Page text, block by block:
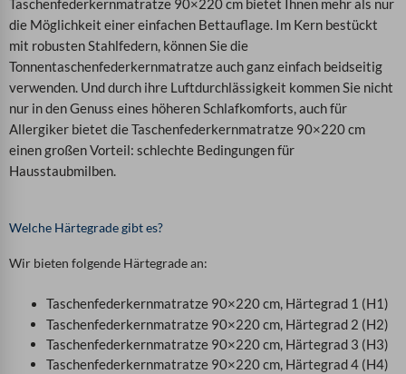
Taschenfederkernmatratze 90×220 cm bietet Ihnen mehr als nur
die Möglichkeit einer einfachen Bettauflage. Im Kern bestückt
mit robusten Stahlfedern, können Sie die
Tonnentaschenfederkernmatratze auch ganz einfach beidseitig
verwenden. Und durch ihre Luftdurchlässigkeit kommen Sie nicht
nur in den Genuss eines höheren Schlafkomforts, auch für
Allergiker bietet die Taschenfederkernmatratze 90×220 cm
einen großen Vorteil: schlechte Bedingungen für
Hausstaubmilben.
Welche Härtegrade gibt es?
Wir bieten folgende Härtegrade an:
Taschenfederkernmatratze 90×220 cm, Härtegrad 1 (H1)
Taschenfederkernmatratze 90×220 cm, Härtegrad 2 (H2)
Taschenfederkernmatratze 90×220 cm, Härtegrad 3 (H3)
Taschenfederkernmatratze 90×220 cm, Härtegrad 4 (H4)